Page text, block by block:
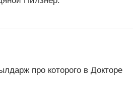
про которого в Докторе